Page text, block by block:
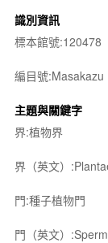
識別資訊
標本館號:120478
編目號:Masakazu
主題與關鍵字
界:植物界
界（英文）
門:種子植物門
門（英文）